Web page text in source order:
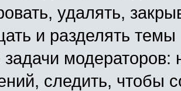
удалять,
и разделять
следить, чтобы